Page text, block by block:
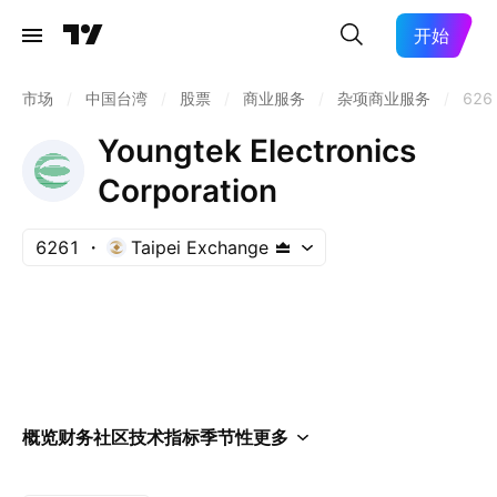
开始
市场 中国台湾 股票 商业服务 杂项商业服务
Youngtek Electronics
Corporation
6261 Taipei Exchange
概览财务社区技术指标季节性更多